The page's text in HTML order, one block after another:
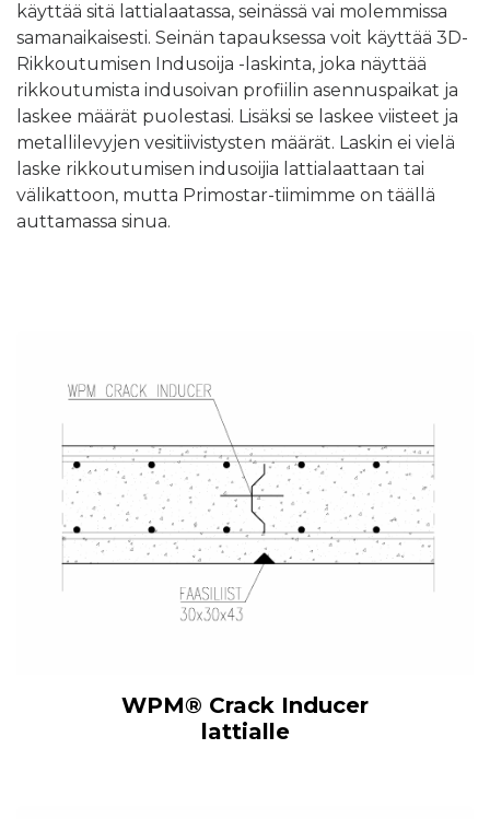
käyttää sitä lattialaatassa, seinässä vai molemmissa
samanaikaisesti. Seinän tapauksessa voit käyttää 3D-
Rikkoutumisen Indusoija -laskinta, joka näyttää
rikkoutumista indusoivan profiilin asennuspaikat ja
laskee määrät puolestasi. Lisäksi se laskee viisteet ja
metallilevyjen vesitiivistysten määrät. Laskin ei vielä
laske rikkoutumisen indusoijia lattialaattaan tai
välikattoon, mutta Primostar-tiimimme on täällä
auttamassa sinua.
WPM® Crack Inducer
lattialle